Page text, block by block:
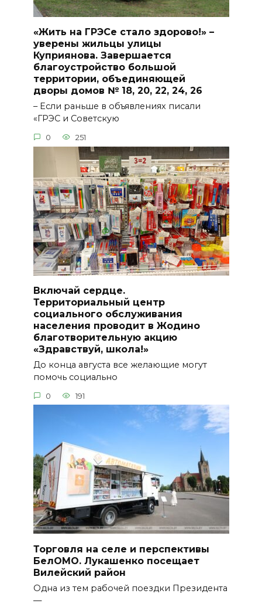
«Жить на ГРЭСе стало здорово!» –
уверены жильцы улицы
Куприянова. Завершается
благоустройство большой
территории, объединяющей
дворы домов № 18, 20, 22, 24, 26
– Если раньше в объявлениях писали
«ГРЭС и Советскую
0 251
Включай сердце.
Территориальный центр
социального обслуживания
населения проводит в Жодино
благотворительную акцию
«Здравствуй, школа!»
До конца августа все желающие могут
помочь социально
0 191
Торговля на селе и перспективы
БелОМО. Лукашенко посещает
Вилейский район
Одна из тем рабочей поездки Президента
—